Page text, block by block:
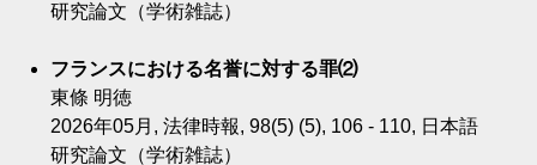
研究論文（学術雑誌）
フランスにおける名誉に対する罪⑵
東條 明徳
2026年05月, 法律時報, 98(5) (5), 106 - 110, 日本語
研究論文（学術雑誌）